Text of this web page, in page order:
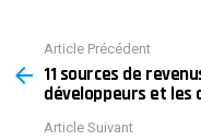
more
Article Précédent
11 sources de
développeurs et les
Article Suivant